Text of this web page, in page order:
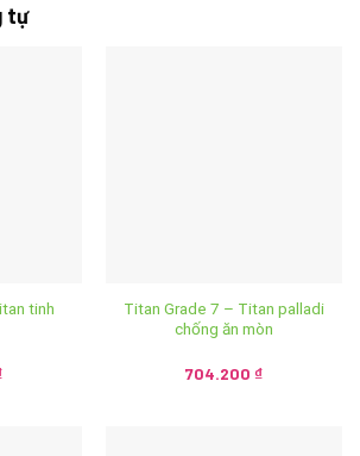
tự
tinh
Titan Grade 7 – Titan palladi
chống ăn mòn
704.200 ₫